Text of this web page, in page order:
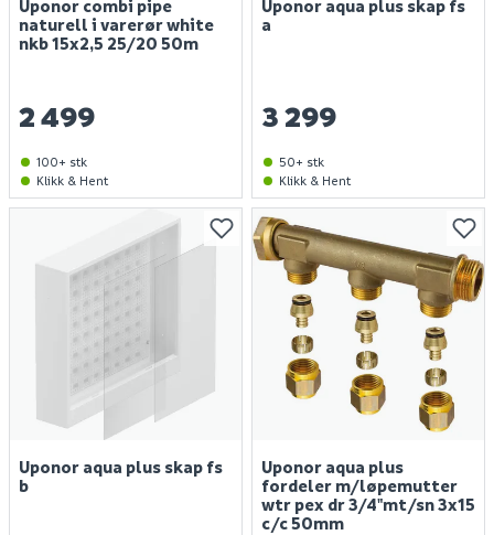
Uponor combi pipe
naturell i varerør white
nkb 15x2,5 25/20 50m
2 499
100+ stk
Klikk & Hent
Uponor aqua plus skap fs
a
3 299
50+ stk
Klikk & Hent
Uponor aqua plus skap fs
b
Uponor aqua plus
fordeler m/løpemutter
wtr pex dr 3/4"mt/sn 3x15
c/c 50mm